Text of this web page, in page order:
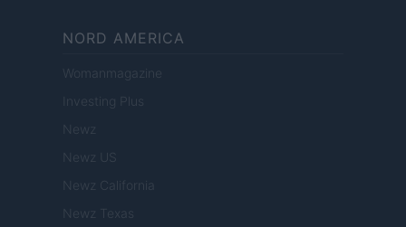
NORD AMERICA
Womanmagazine
Investing Plus
Newz
Newz US
Newz California
Newz Texas